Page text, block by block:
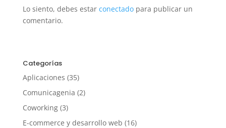
Lo siento, debes estar conectadopara publicar un
comentario.
Categorías
Aplicaciones (35)
Comunicagenia (2)
Coworking(3)
E-commerce y desarrollo web (16)